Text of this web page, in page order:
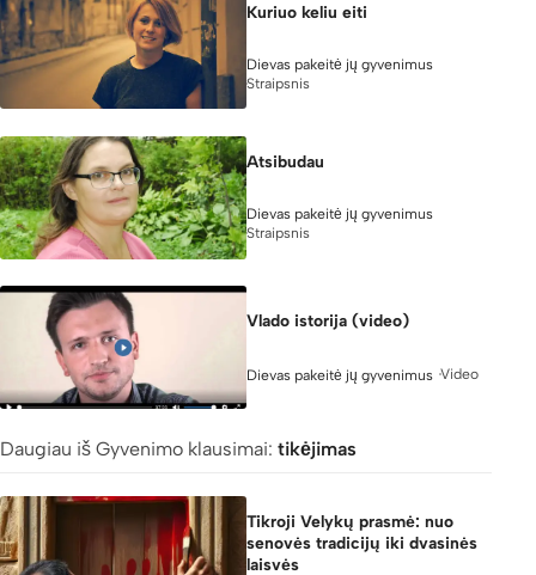
Kuriuo keliu eiti
Dievas pakeitė jų gyvenimus
Straipsnis
Atsibudau
Dievas pakeitė jų gyvenimus
Straipsnis
Vlado istorija (video)
Dievas pakeitė jų gyvenimus Video
Daugiau iš Gyvenimo klausimai: tikėjimas
Tikroji Velykų prasmė: nuo
senovės tradicijų iki dvasinės
laisvės